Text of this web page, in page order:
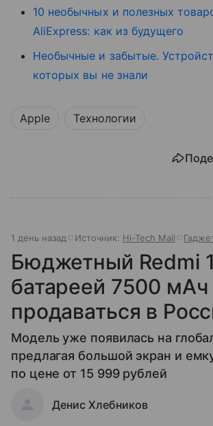
10 необычных и полезных
AliExpress: как из будущего
Необычные и забытые.
которых вы не знали
Apple Технологии
1 день назад Источник: Hi-Tech Mail
Бюджетный Redmi
батареей 7500 мАч
продаваться в
Модель уже появилась на
предлагая большой экран и
по цене от 15 999 рублей
Денис Хлебников